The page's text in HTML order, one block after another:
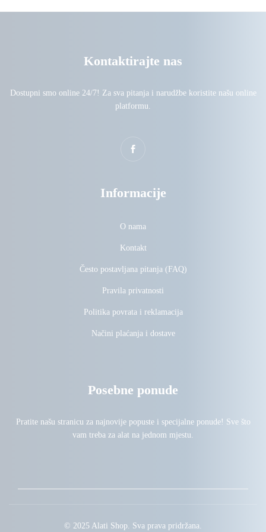
Kontaktirajte nas
Dostupni smo online 24/7! Za sva pitanja i narudžbe koristite našu online
platformu.
Informacije
O nama
Kontakt
Često postavljana pitanja (FAQ)
Pravila privatnosti
Politika povrata i reklamacija
Načini plaćanja i dostave
Posebne ponude
Pratite našu stranicu za najnovije popuste i specijalne ponude! Sve što
vam treba za alat na jednom mjestu.
© 2025 Alati Shop. Sva prava pridržana.